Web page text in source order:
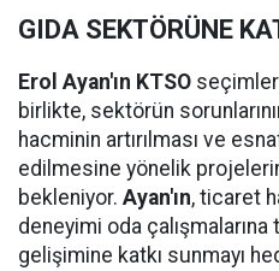
GIDA SEKTÖRÜNE
Erol Ayan'ın KTSO
birlikte, sektörün
hacminin artırılması ve
edilmesine yönelik
bekleniyor. Ayan'ın, ticaret
deneyimi oda çalışmalarına
gelişimine katkı sunmayı